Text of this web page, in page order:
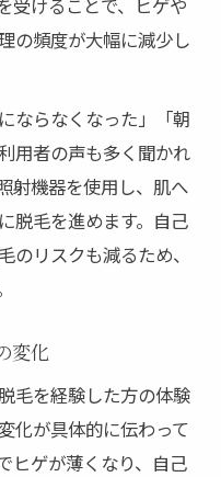
受けることで、ヒゲや
の頻度が大幅に減少し
ならなくなった」「朝
用者の声も多く聞かれ
射機器を使用し、肌へ
脱毛を進めます。自己
のリスクも減るため、
変化
毛を経験した方の体験
化が具体的に伝わって
ヒゲが薄くなり、自己